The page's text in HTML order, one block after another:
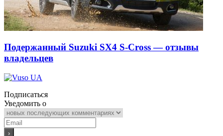
Подержанный Suzuki SX4 S-Cross — отзывы
владельцев
Подписаться
Уведомить о